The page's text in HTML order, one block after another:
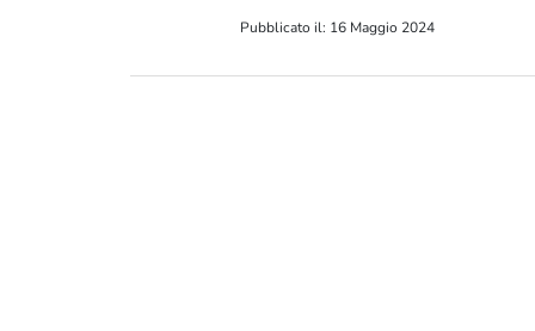
Pubblicato il: 16 Maggio 2024